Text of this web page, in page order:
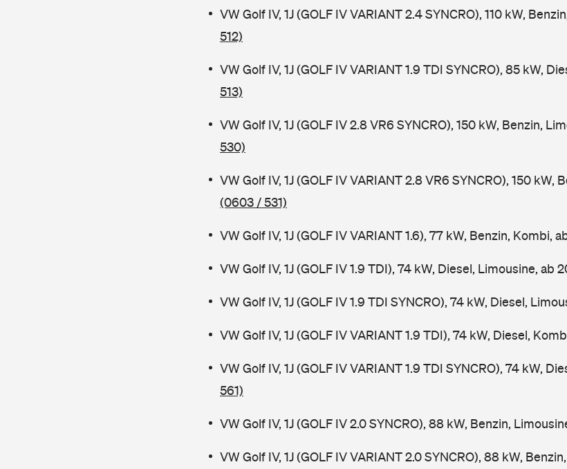
VW Golf IV, 1J (GOLF IV VARIANT 2.4 SYNCRO), 110 kW,
512)
VW Golf IV, 1J (GOLF IV VARIANT 1.9 TDI SYNCRO), 85 kW,
513)
VW Golf IV, 1J (GOLF IV 2.8 VR6 SYNCRO), 150 kW, Benzin,
530)
VW Golf IV, 1J (GOLF IV VARIANT 2.8 VR6 SYNCRO), 150 kW,
(0603 / 531)
VW Golf IV, 1J (GOLF IV VARIANT 1.6), 77 kW, Benzin, Kombi,
VW Golf IV, 1J (GOLF IV 1.9 TDI), 74 kW, Diesel, Limousine, ab
VW Golf IV, 1J (GOLF IV 1.9 TDI SYNCRO), 74 kW, Diesel,
VW Golf IV, 1J (GOLF IV VARIANT 1.9 TDI), 74 kW, Diesel,
VW Golf IV, 1J (GOLF IV VARIANT 1.9 TDI SYNCRO), 74 kW,
561)
VW Golf IV, 1J (GOLF IV 2.0 SYNCRO), 88 kW, Benzin,
VW Golf IV, 1J (GOLF IV VARIANT 2.0 SYNCRO), 88 kW,